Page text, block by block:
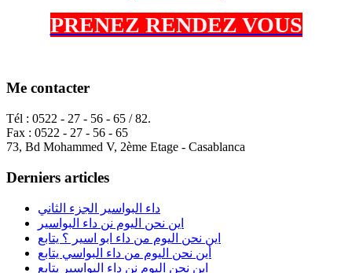
PRENEZ RENDEZ VOUS
Me contacter
Tél : 0522 - 27 - 56 - 65 / 82.
Fax : 0522 - 27 - 56 - 65
73, Bd Mohammed V, 2ème Etage - Casablanca
Derniers articles
داء البواسير الجزء الثاني
اين نحن اليوم نن داء البواسير
اين نحن اليوم من داء ابو اسير ؟ يتابع
أين نحن اليوم من داء البواسي يتابع
اين نحن اليوم نن داء البواسير يتابع